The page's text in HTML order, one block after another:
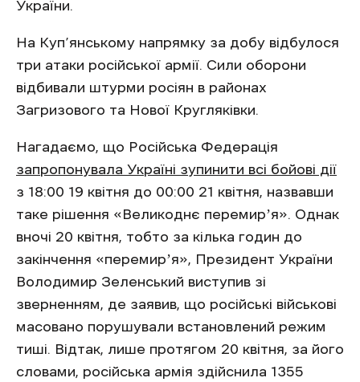
України.
На Куп’янському напрямку за добу відбулося
три атаки російської армії. Сили оборони
відбивали штурми росіян в районах
Загризового та Нової Кругляківки.
Нагадаємо, що Російська Федерація
запропонувала Україні зупинити всі бойові дії
з 18:00 19 квітня до 00:00 21 квітня, назвавши
таке рішення «Великоднє перемирʼя». Однак
вночі 20 квітня, тобто за кілька годин до
закінчення «перемирʼя», Президент України
Володимир Зеленський виступив зі
зверненням, де заявив, що російські військові
масовано порушували встановлений режим
тиші. Відтак, лише протягом 20 квітня, за його
словами, російська армія здійснила 1355